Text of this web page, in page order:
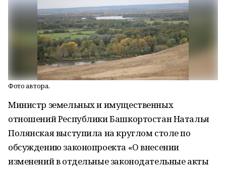
Фото автора.
Министр земельных и имущественных
отношений Республики Башкортостан Наталья
Полянская выступила на круглом столе по
обсуждению законопроекта «О внесении
изменений в отдельные законодательные акты